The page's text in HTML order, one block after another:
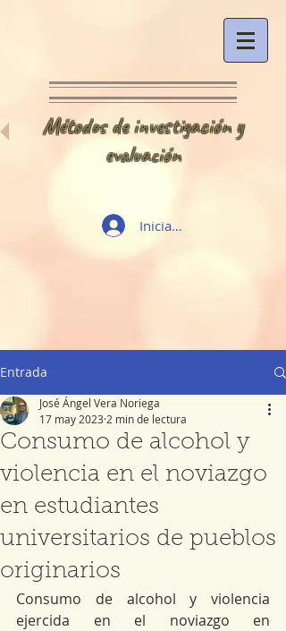
Métodos de investigación y
evaluación
Iniciar sesión
Entrada
Consumo de alcohol y
violencia en el noviazgo
en estudiantes
universitarios de pueblos
originarios
José Ángel Vera Noriega
17 may 2023 2 min de lectura
Consumo de alcohol y violencia
ejercida en el noviazgo en